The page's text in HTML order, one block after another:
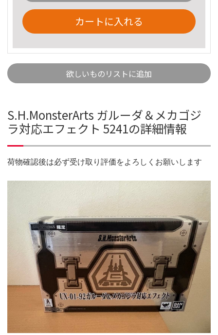
カートに入れる
欲しいものリストに追加
S.H.MonsterArts ガルーダ＆メカゴジ
ラ対応エフェクト 5241の詳細情報
荷物確認後は必ず受け取り評価をよろしくお願いします